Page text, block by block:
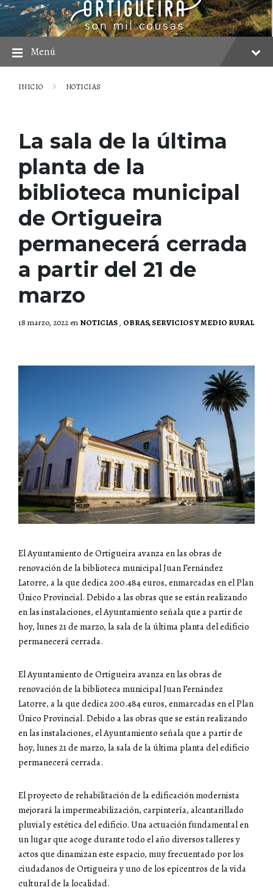
saltar
al
contenido
Saltar
a
la
navegación
principal
Saltar
al
pie
Menú
INICIO NOTICIAS
La sala de la última
planta de la
biblioteca municipal
de Ortigueira
permanecerá cerrada
a partir del 21 de
marzo
18 marzo, 2022 en NOTICIAS, OBRAS, SERVICIOS Y MEDIO RURAL
El Ayuntamiento de Ortigueira avanza en las obras de
renovación de la biblioteca municipal Juan Fernández
Latorre, a la que dedica 200.484 euros, enmarcadas en el Plan
Único Provincial. Debido a las obras que se están realizando
en las instalaciones, el Ayuntamiento señala que a partir de
hoy, lunes 21 de marzo, la sala de la última planta del edificio
permanecerá cerrada.
El Ayuntamiento de Ortigueira avanza en las obras de
renovación de la biblioteca municipal Juan Fernández
Latorre, a la que dedica 200.484 euros, enmarcadas en el Plan
Único Provincial. Debido a las obras que se están realizando
en las instalaciones, el Ayuntamiento señala que a partir de
hoy, lunes 21 de marzo, la sala de la última planta del edificio
permanecerá cerrada.
El proyecto de rehabilitación de la edificación modernista
mejorará la impermeabilización, carpintería, alcantarillado
pluvial y estética del edificio. Una actuación fundamental en
un lugar que acoge durante todo el año diversos talleres y
actos que dinamizan este espacio, muy frecuentado por los
ciudadanos de Ortigueira y uno de los epicentros de la vida
cultural de la localidad.